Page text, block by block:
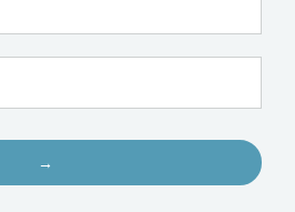
→